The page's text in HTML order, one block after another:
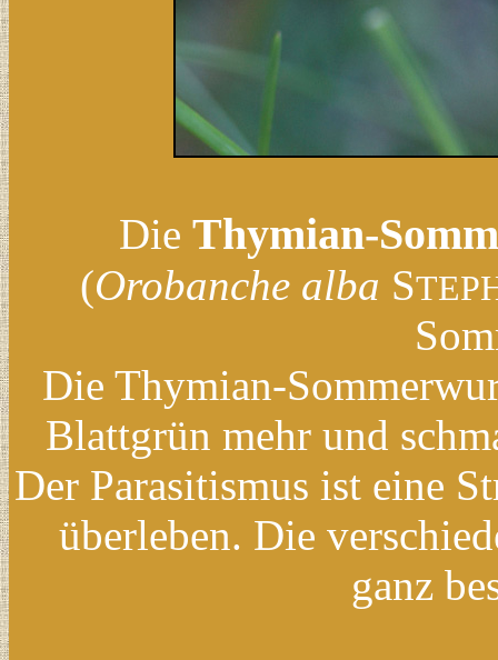
Die Thymian-
(Orobanche alba S
Die Thymian-
Blattgrün mehr und
Der Parasitismus ist eine
überleben. Die
ganz